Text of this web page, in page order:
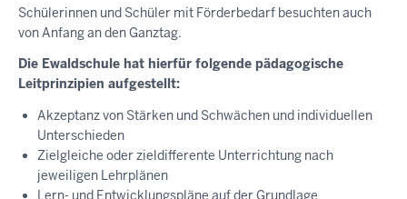
Schülerinnen und Schüler mit Förderbedarf besuchten auch
von Anfang an den Ganztag.
Die Ewaldschule hat hierfür folgende pädagogische
Leitprinzipien aufgestellt:
Akzeptanz von Stärken und Schwächen und individuellen
Unterschieden
Zielgleiche oder zieldifferente Unterrichtung nach
jeweiligen Lehrplänen
Lern- und Entwicklungspläne auf der Grundlage